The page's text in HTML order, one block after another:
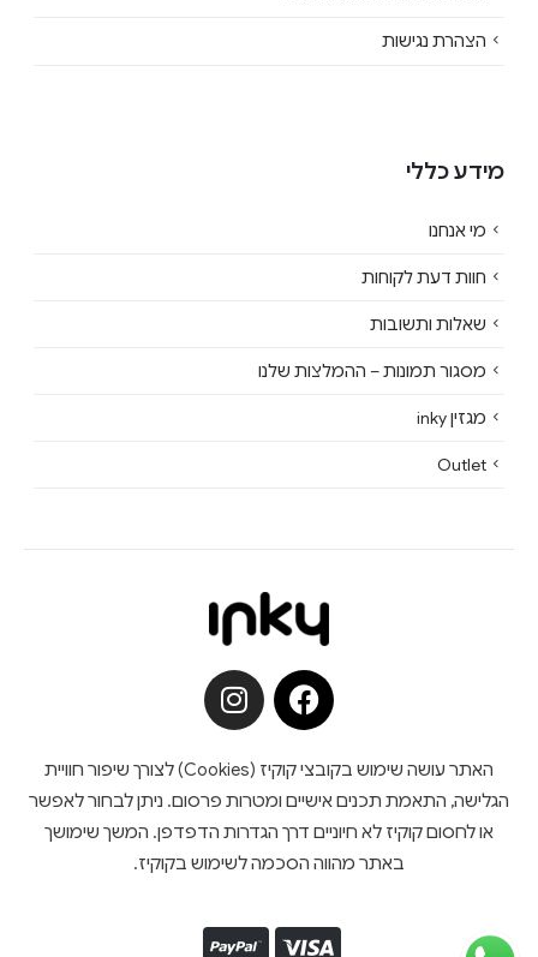
הצהרת נגישות
מידע כללי
מי אנחנו
חוות דעת לקוחות
שאלות ותשובות
מסגור תמונות – ההמלצות שלנו
מגזין inky
Outlet
האתר עושה שימוש בקובצי קוקיז (Cookies) לצורך שיפור חוויית
הגלישה, התאמת תכנים אישיים ומטרות פרסום. ניתן לבחור לאפשר
או לחסום קוקיז לא חיוניים דרך הגדרות הדפדפן. המשך שימושך
באתר מהווה הסכמה לשימוש בקוקיז.